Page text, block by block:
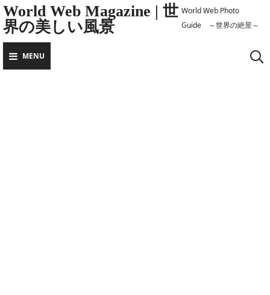
Skip
to
content
World Web Magazine | 世
界の美しい風景
World Web Photo
Guide ～世界の絶景～
MENU